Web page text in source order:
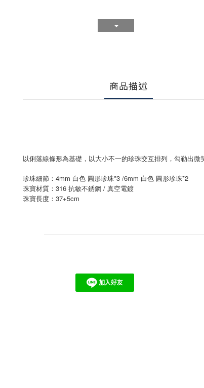
商品描述
以俐落線條形為基礎，以大小不一的珍珠交互排列，勾勒出
珍珠細節：4mm 白色 圓形珍珠*3 /6mm 白色 圓形珍珠*2
珠寶材質：316 抗敏不銹鋼 / 真空電鍍
珠寶長度： 37+5cm